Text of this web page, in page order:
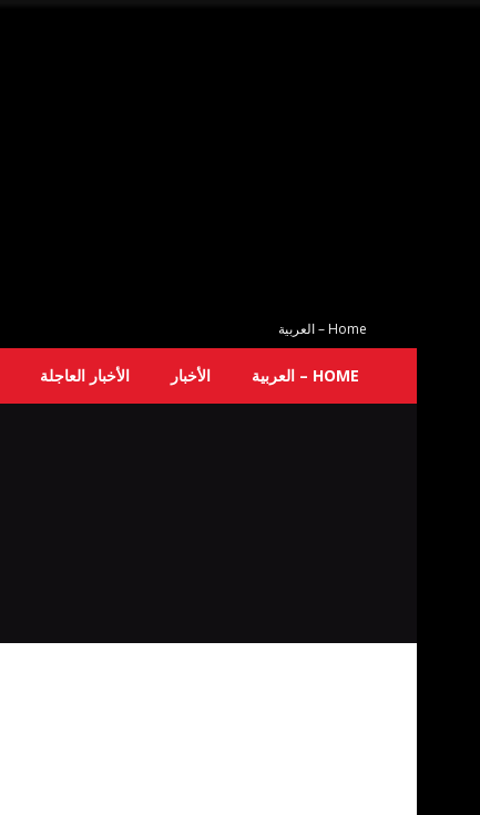
Home – العربية
HOME – العربية الأخبار الأخبار العاجلة